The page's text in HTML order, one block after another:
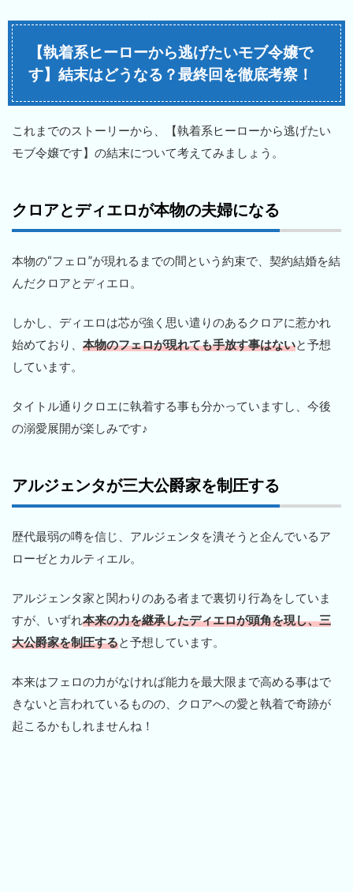
【執着系ヒーローから逃げたいモブ令嬢で
す】結末はどうなる？最終回を徹底考察！
これまでのストーリーから、【執着系ヒーローから逃げたい
モブ令嬢です】の結末について考えてみましょう。
クロアとディエロが本物の夫婦になる
本物の“フェロ”が現れるまでの間という約束で、契約結婚を結
んだクロアとディエロ。
しかし、ディエロは芯が強く思い遣りのあるクロアに惹かれ
始めており、 本物のフェロが現れても手放す事はないと予想
しています。
タイトル通りクロエに執着する事も分かっていますし、今後
の溺愛展開が楽しみです♪
アルジェンタが三大公爵家を制圧する
歴代最弱の噂を信じ、アルジェンタを潰そうと企んでいるア
ローゼとカルティエル。
アルジェンタ家と関わりのある者まで裏切り行為をしていま
すが、いずれ本来の力を継承したディエロが頭角を現し、三
大公爵家を制圧すると予想しています。
本来はフェロの力がなければ能力を最大限まで高める事はで
きないと言われているものの、クロアへの愛と執着で奇跡が
起こるかもしれませんね！